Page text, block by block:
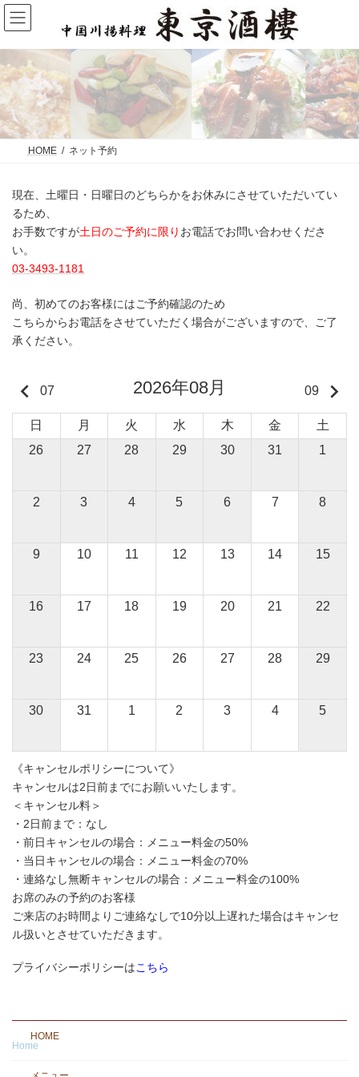
コ
ン
テ
ン
ツ
へ
ス
キ
ッ
プ
ナ
ビ
ゲ
ー
シ
ョ
ン
に
移
動
ネット予約
HOME ネット予約
現在、土曜日・日曜日のどちらかをお休みにさせていただいてい
るため、
お手数ですが土日のご予約に限り お電話でお問い合わせくださ
い。
03-3493-1181
尚、初めてのお客様にはご予約確認のため
こちらからお電話をさせていただく場合がございますので、ご了
承ください。
keyboard_arrow_left 07 2026年08月 09 keyboard_arrow_right
日 月 火 水 木 金
土
26
27 28 29 30 31 1
2 3 4 5 6 7 8
9 10 11 12 13 14 15
16 17 18 19 20 21 22
23 24 25 26 27 28 29
30 31 1 2 3 4 5
《キャンセルポリシーについて》
キャンセルは2日前までにお願いいたします。
＜キャンセル料＞
・2日前まで：なし
・前日キャンセルの場合：メニュー料金の50%
・当日キャンセルの場合：メニュー料金の70%
・連絡なし無断キャンセルの場合：メニュー料金の100%
お席のみの予約のお客様
ご来店のお時間よりご連絡なしで10分以上遅れた場合はキャンセ
ル扱いとさせていただきます。
プライバシーポリシーはこちら
-
HOME
Home